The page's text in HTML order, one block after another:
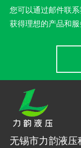
您可以通过邮件联
获得理想的产品和服
无锡市力韵液压